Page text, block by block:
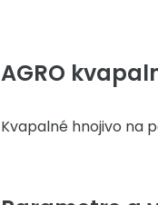
AGRO
Kvapalné hnojivo na